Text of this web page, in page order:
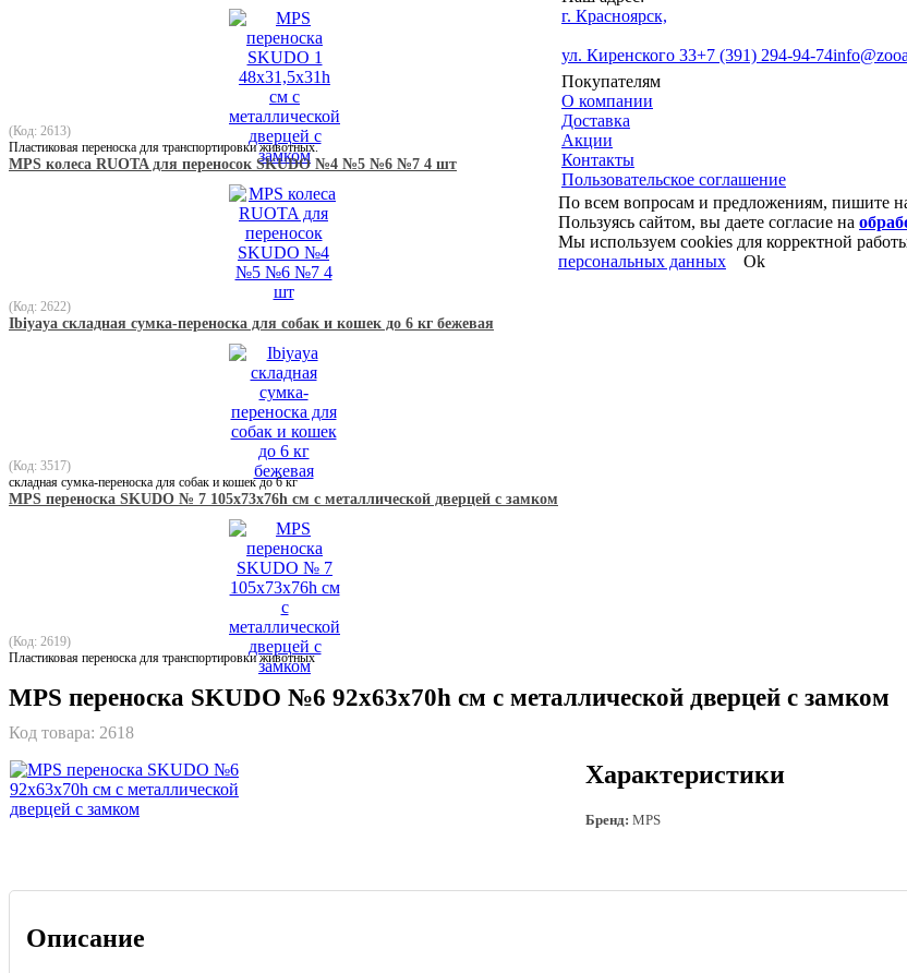
(Код: 2613)
Пластиковая переноска для транспортировки животных.
MPS колеса RUOTA для переносок SKUDO №4 №5 №6 №7 4 шт
(Код: 2622)
Ibiyaya складная сумка-переноска для собак и кошек до 6 кг бежевая
(Код: 3517)
складная сумка-переноска для собак и кошек до 6 кг
MPS переноска SKUDO № 7 105х73х76h см с металлической дверцей с замком
(Код: 2619)
Пластиковая переноска для транспортировки животных
MPS переноска SKUDO №6 92х63х70h см с металлической дверцей с замком
Код товара: 2618
Характеристики
Бренд: MPS
Описание
г. Красноярск,
ул. Киренского 33+7 (391) 294-94-74
Покупателям
О компании
Доставка
Акции
Контакты
Пользовательское соглашение
По всем вопросам и предложениям, пишите
Пользуясь сайтом, вы даете согласие на
Мы используем cookies для корректной
персональных данных
Ok